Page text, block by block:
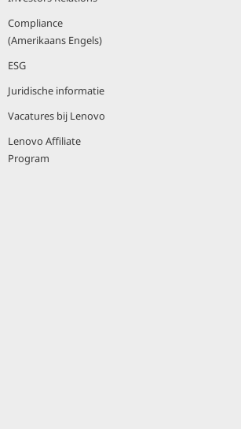
Compliance
(Amerikaans Engels)
ESG
Juridische informatie
Vacatures bij Lenovo
Lenovo Affiliate
Program